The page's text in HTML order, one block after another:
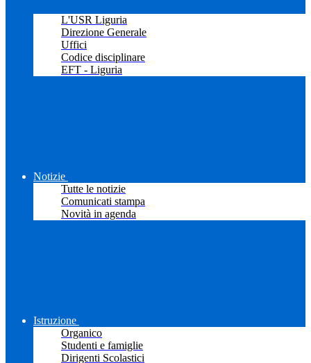
L'USR Liguria
Direzione Generale
Uffici
Codice disciplinare
EFT - Liguria
Notizie
Tutte le notizie
Comunicati stampa
Novità in agenda
Istruzione
Organico
Studenti e famiglie
Dirigenti Scolastici